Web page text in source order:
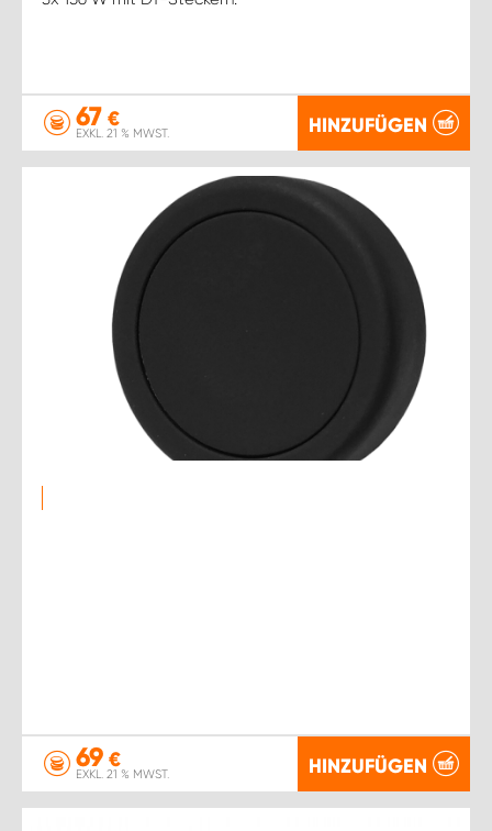
67 €
EXKL. 21 % MWST. HINZUFÜGEN
69 €
EXKL. 21 % MWST. HINZUFÜGEN